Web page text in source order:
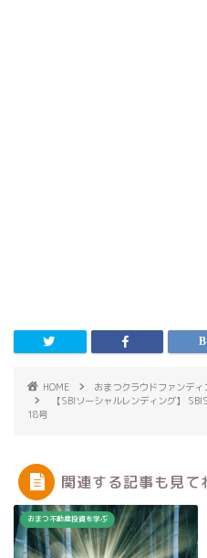
HOME
おまつクラウドファンディ
【SBIソーシャルレンディング】
18号
関連する記事も見て
おまつ不動産投資を学ぶ